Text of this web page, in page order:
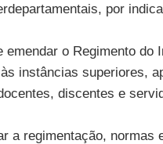
por
emendar o Regimento do
instâncias superiores,
discentes e
a regimentação, normas